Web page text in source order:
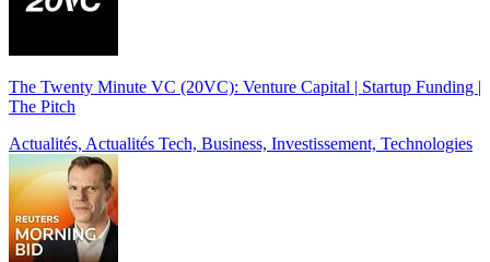
The Twenty Minute VC (20VC): Venture Capital | Startup Funding |
The Pitch
Actualités, Actualités Tech, Business, Investissement, Technologies